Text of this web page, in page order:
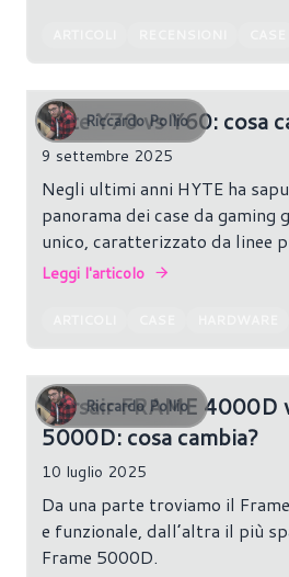
Riccardo Pollio
Hyte Y70 vs Y60: cosa
9 settembre 2025
Negli ultimi anni HYTE ha
panorama dei case da gaming
unico, caratterizzato da linee
panoramico e soluzioni
alzare l’asticella con lo Y70,
ambizioso, pensato per build
complesse. Ma quali sono le vere differenze tra i
due modelli? Vale davvero la
Y70 se abbiamo già messo le
questo confronto cerchiamo di
davvero — tra dimensioni,
target di riferimento.
Leggi l'articolo
Riccardo Pollio
Corsair FRAME 4000D
5000D: cosa cambia?
10 luglio 2025
Da una parte troviamo il
e funzionale, dall’altra il più
Frame 5000D.